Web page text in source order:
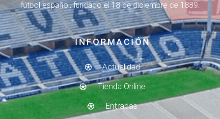
fútbol español, fundado el 18 de diciembre de 1889.
INFORMACIÓN
Actualidad
Tienda Online
Entradas